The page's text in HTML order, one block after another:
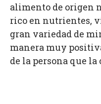
alimento de origen
rico en nutrientes,
gran variedad de
manera muy
de la persona que la